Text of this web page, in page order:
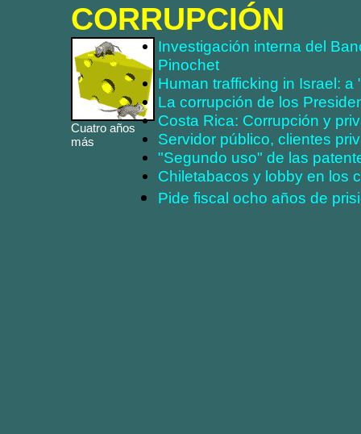
CORRUPCIÓN
Cuatro años
más
Investigación interna del
Pinochet
Human trafficking in Israel: a
La corrupción de los
Costa Rica: Corrupción y
Servidor público, clientes
"Segundo uso" de las
Chiletabacos y lobby en los
Pide fiscal ocho años de